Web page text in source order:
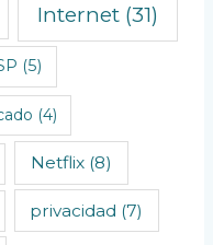
Internet (31)
(5)
(4)
Netflix(8)
privacidad (7)